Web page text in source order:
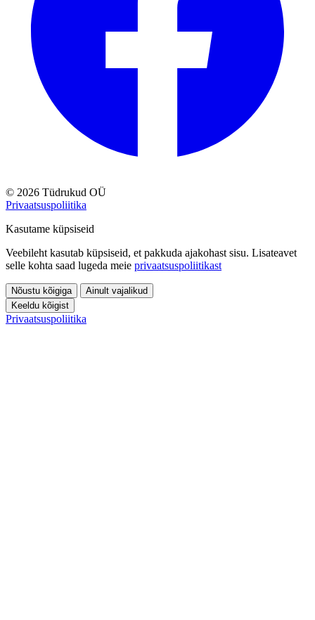
© 2026 Tüdrukud OÜ
Privaatsuspoliitika
Kasutame küpsiseid
Veebileht kasutab küpsiseid, et pakkuda ajakohast sisu. Lisateavet
selle kohta saad lugeda meie privaatsuspoliitikast
Nõustu kõigiga
Ainult vajalikud
Keeldu kõigist
Privaatsuspoliitika